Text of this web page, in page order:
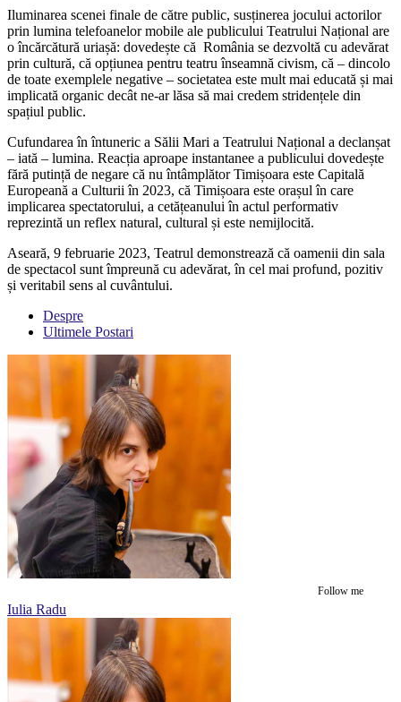
Iluminarea scenei finale de către public, susținerea jocului actorilor
prin lumina telefoanelor mobile ale publicului Teatrului Național are
o încărcătură uriașă: dovedește că România se dezvoltă cu adevărat
prin cultură, că opțiunea pentru teatru înseamnă civism, că – dincolo
de toate exemplele negative – societatea este mult mai educată și mai
implicată organic decât ne-ar lăsa să mai credem stridențele din
spațiul public.
Cufundarea în întuneric a Sălii Mari a Teatrului Național a declanșat
– iată – lumina. Reacția aproape instantanee a publicului dovedește
fără putință de negare că nu întâmplător Timișoara este Capitală
Europeană a Culturii în 2023, că Timișoara este orașul în care
implicarea spectatorului, a cetățeanului în actul performativ
reprezintă un reflex natural, cultural și este nemijlocită.
Aseară, 9 februarie 2023, Teatrul demonstrează că oamenii din sala
de spectacol sunt împreună cu adevărat, în cel mai profund, pozitiv
și veritabil sens al cuvântului.
Despre
Ultimele Postari
Follow me
Iulia Radu